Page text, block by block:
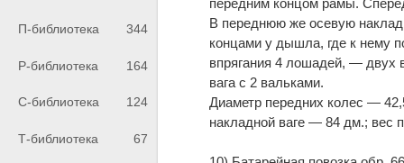
П-библиотека 344
Р-библиотека 164
С-библиотека 124
Т-библиотека 67
передним концом рамы.
В переднюю же осевую
концами у дышла, где к нему
впрягания 4 лошадей, — двух
вага с 2 вальками.
Диаметр передних колес —
накладной ваге — 84 дм.; вес